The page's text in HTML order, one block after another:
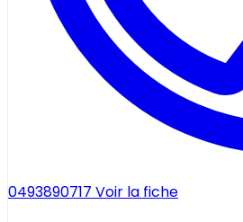
0493890717 Voir la fiche